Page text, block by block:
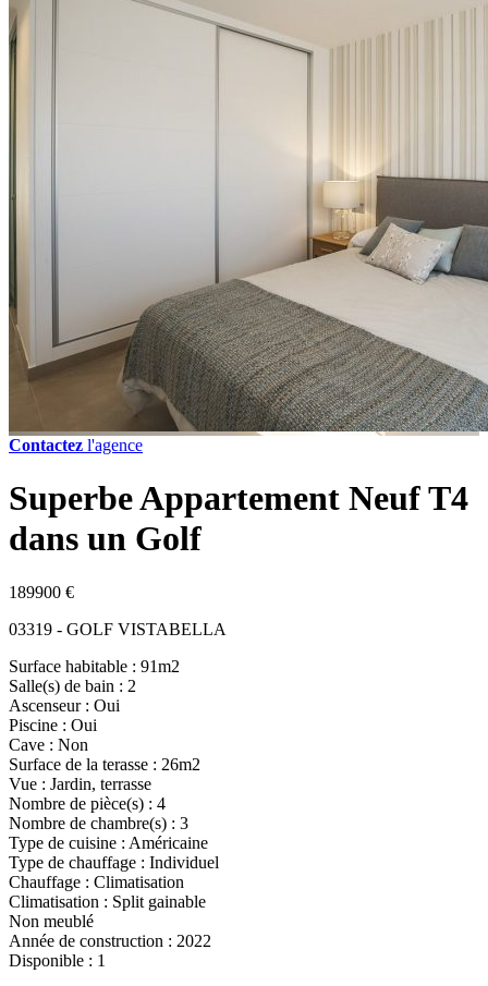
Contactez l'agence
Superbe Appartement Neuf T4
dans un Golf
189900 €
03319 - GOLF VISTABELLA
Surface habitable : 91m2
Salle(s) de bain : 2
Ascenseur : Oui
Piscine : Oui
Cave : Non
Surface de la terasse : 26m2
Vue : Jardin, terrasse
Nombre de pièce(s) : 4
Nombre de chambre(s) : 3
Type de cuisine : Américaine
Type de chauffage : Individuel
Chauffage : Climatisation
Climatisation : Split gainable
Non meublé
Année de construction : 2022
Disponible : 1